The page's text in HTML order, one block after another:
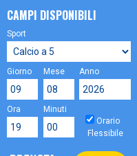
CAMPI DISPONIBILI
Sport
Giorno Mese Anno
Ora
Minuti
Orario
Flessibile